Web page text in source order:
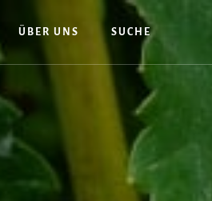
ÜBER UNS SUCHE